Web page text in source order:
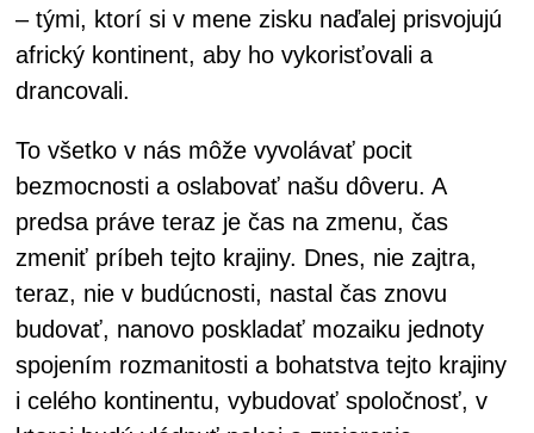
– tými, ktorí si v mene zisku naďalej prisvojujú
africký kontinent, aby ho vykorisťovali a
drancovali.
To všetko v nás môže vyvolávať pocit
bezmocnosti a oslabovať našu dôveru. A
predsa práve teraz je čas na zmenu, čas
zmeniť príbeh tejto krajiny. Dnes, nie zajtra,
teraz, nie v budúcnosti, nastal čas znovu
budovať, nanovo poskladať mozaiku jednoty
spojením rozmanitosti a bohatstva tejto krajiny
i celého kontinentu, vybudovať spoločnosť, v